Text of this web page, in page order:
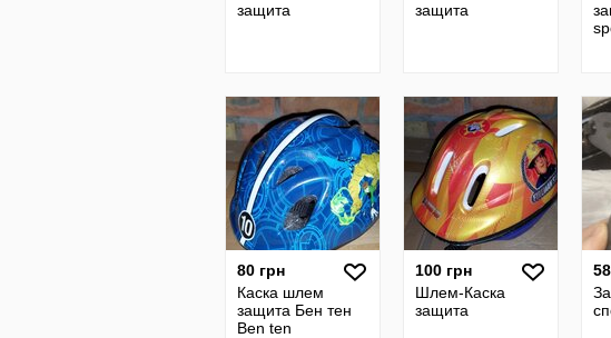
защита
защита
80 грн
Каска шлем
защита Бен тен
Ben ten
100 грн
Шлем-Каска
защита